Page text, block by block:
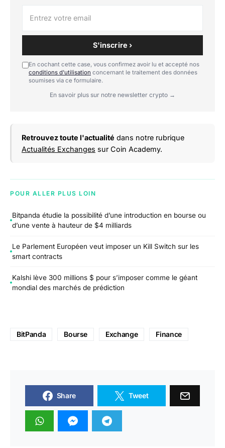
S'inscrire ›
En cochant cette case, vous confirmez avoir lu et accepté nos
conditions d'utilisation concernant le traitement des données
soumises via ce formulaire.
En savoir plus sur notre newsletter crypto →
Retrouvez toute l'actualité dans notre rubrique
Actualités Exchanges sur Coin Academy.
POUR ALLER PLUS LOIN
Bitpanda étudie la possibilité d’une introduction en bourse ou
d’une vente à hauteur de $4 milliards
Le Parlement Européen veut imposer un Kill Switch sur les
smart contracts
Kalshi lève 300 millions $ pour s’imposer comme le géant
mondial des marchés de prédiction
BitPanda Bourse Exchange Finance
Share Tweet